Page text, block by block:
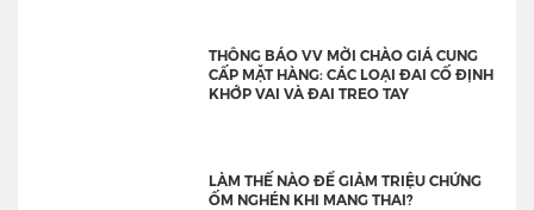
THÔNG BÁO VV MỜI CHÀO GIÁ CUNG
CẤP MẶT HÀNG: CÁC LOẠI ĐAI CỐ ĐỊNH
KHỚP VAI VÀ ĐAI TREO TAY
LÀM THẾ NÀO ĐỂ GIẢM TRIỆU CHỨNG
ỐM NGHÉN KHI MANG THAI?